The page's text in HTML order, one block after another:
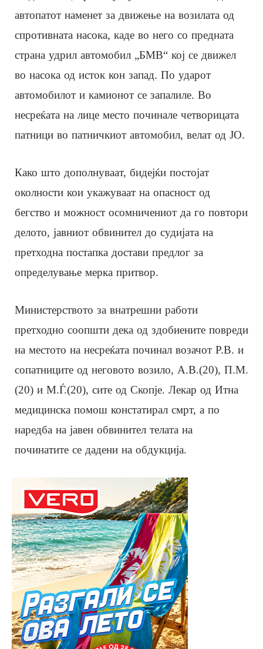
автопатот наменет за движење на возилата од
спротивната насока, каде во него со предната
страна удрил автомобил „БМВ“ кој се движел
во насока од исток кон запад. По ударот
автомобилот и камионот се запалиле. Во
несреќата на лице место починале четворицата
патници во патничкиот автомобил, велат од ЈО.
Како што дополнуваат, бидејќи постојат
околности кои укажуваат на опасност од
бегство и можност осомничениот да го повтори
делото, јавниот обвинител до судијата на
претходна постапка достави предлог за
определување мерка притвор.
Министерството за внатрешни работи
претходно соопшти дека од здобиените повреди
на местото на несреќата починал возачот Р.В. и
сопатниците од неговото возило, А.В.(20), П.М.
(20) и М.Ѓ.(20), сите од Скопје. Лекар од Итна
медицинска помош констатирал смрт, а по
наредба на јавен обвинител телата на
починатите се дадени на обдукција.